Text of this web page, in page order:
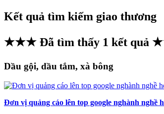
Kết quả tìm kiếm giao thương
★★★ Đã tìm thấy 1 kết quả
Dầu gội, dầu tắm, xà bông
Đơn vị quảng cáo lên top google nghành nghề